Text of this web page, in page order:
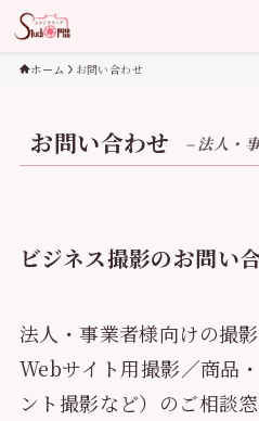
ホーム お問い合わせ
お問い合わせ – 法人・
ビジネス撮影のお問い
法人・事業者様向けの撮
Webサイト用撮影／商品
ント撮影など）のご相談窓